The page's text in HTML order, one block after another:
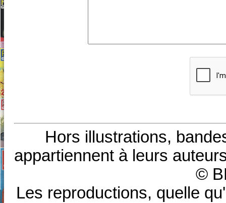
Hors illustrations,
appartiennent à leurs
©
Les reproductions, quelle